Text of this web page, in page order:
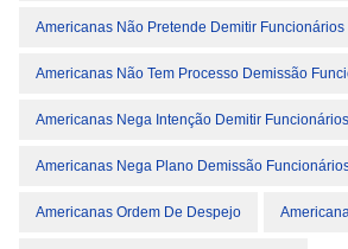
Americanas Não Pretende Demitir Funcionários
Americanas Não Tem Processo Demissão
Americanas Nega Intenção Demitir Funcionários
Americanas Nega Plano Demissão
Americanas Ordem De Despejo